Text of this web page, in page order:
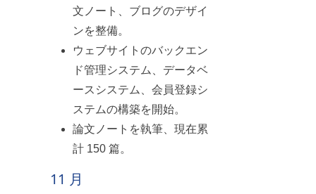
文ノート、ブログのデザイ
ンを整備。
ウェブサイトのバックエン
ド管理システム、データベ
ースシステム、会員登録シ
ステムの構築を開始。
論文ノートを執筆、現在累
計 150 篇。
11 月